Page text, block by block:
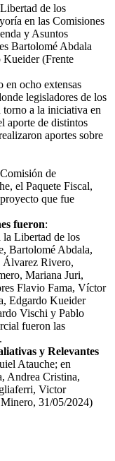
de los
en las Comisiones
y Asuntos
Bartolomé Abdala
(Frente
en ocho extensas
legisladores de los
torno a la iniciativa en
aporte de distintos
aportes sobre
de
el Paquete Fiscal,
que fue
fueron:
la Libertad de los
Bartolomé Abdala,
Álvarez Rivero,
Mariana Juri,
Flavio Fama, Víctor
Edgardo Kueider
Vischi y Pablo
fueron las
y Relevantes
Atauche; en
Andrea Cristina,
Victor
31/05/2024)